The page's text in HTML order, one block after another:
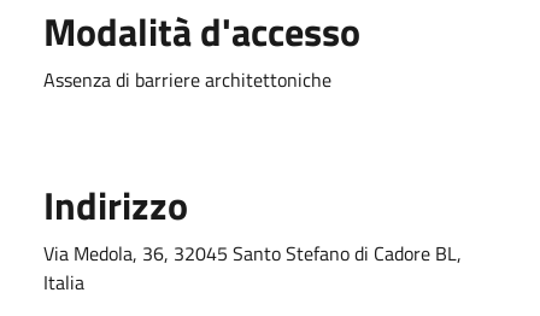
Modalità d'accesso
Assenza di barriere architettoniche
Indirizzo
Via Medola, 36, 32045 Santo Stefano di Cadore BL,
Italia